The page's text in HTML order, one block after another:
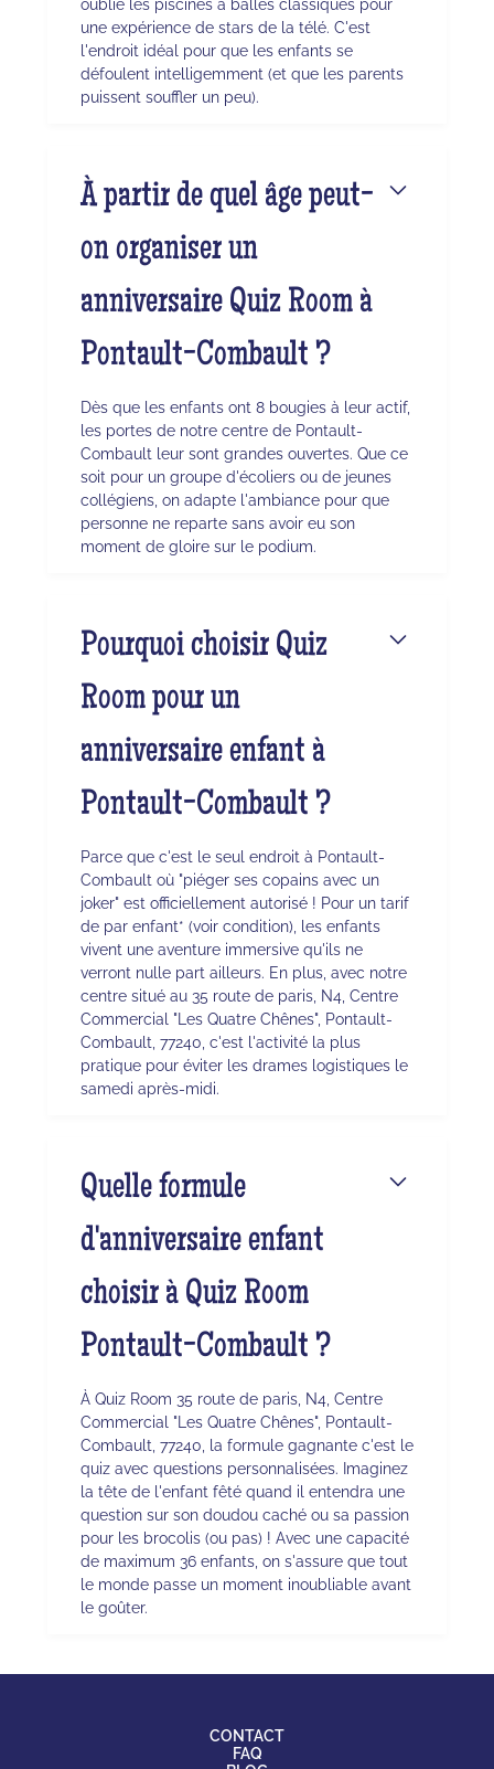
une expérience de stars de la télé. C'est
l'endroit idéal pour que les enfants se
défoulent intelligemment (et que les parents
puissent souffler un peu).
À partir de quel âge peut-
on organiser un
anniversaire Quiz Room à
Pontault-Combault ?
Dès que les enfants ont 8 bougies à leur actif,
les portes de notre centre de Pontault-
Combault leur sont grandes ouvertes. Que ce
soit pour un groupe d'écoliers ou de jeunes
collégiens, on adapte l'ambiance pour que
personne ne reparte sans avoir eu son
moment de gloire sur le podium.
Pourquoi choisir Quiz
Room pour un
anniversaire enfant à
Pontault-Combault ?
Parce que c'est le seul endroit à Pontault-
Combault où "piéger ses copains avec un
joker" est officiellement autorisé ! Pour un tarif
de par enfant* (voir condition), les enfants
vivent une aventure immersive qu'ils ne
verront nulle part ailleurs. En plus, avec notre
centre situé au 35 route de paris, N4, Centre
Commercial "Les Quatre Chênes", Pontault-
Combault, 77240, c'est l'activité la plus
pratique pour éviter les drames logistiques le
samedi après-midi.
Quelle formule
d'anniversaire enfant
choisir à Quiz Room
Pontault-Combault ?
À Quiz Room 35 route de paris, N4, Centre
Commercial "Les Quatre Chênes", Pontault-
Combault, 77240, la formule gagnante c'est le
quiz avec questions personnalisées. Imaginez
la tête de l'enfant fêté quand il entendra une
question sur son doudou caché ou sa passion
pour les brocolis (ou pas) ! Avec une capacité
de maximum 36 enfants, on s'assure que tout
le monde passe un moment inoubliable avant
le goûter.
CONTACT
FAQ